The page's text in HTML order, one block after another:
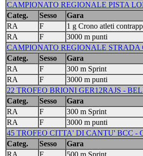
CAMPIONATO REGIONALE PISTA
Categ.
Sesso Gara
RA
F 1 g Crono atleti
RA
F 3000 m punti
CAMPIONATO REGIONALE STRADA
Categ.
Sesso Gara
RA
F 300 m Sprint
RA
F 3000 m punti
22 TROFEO BRIONI GER12RAJS -
Categ.
Sesso Gara
RA
F 300 m Sprint
RA
F 3000 m punti
45 TROFEO CITTA' DI CANTU' BCC -
Categ.
Sesso Gara
RA
F 500 m Sprint